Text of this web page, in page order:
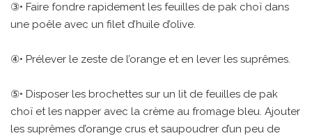
③• Faire fondre rapidement les feuilles de pak choï dans
une poêle avec un filet d’huile d’olive.
④• Prélever le zeste de l’orange et en lever les suprêmes.
⑤• Disposer les brochettes sur un lit de feuilles de pak
choï et les napper avec la crème au fromage bleu. Ajouter
les suprêmes d’orange crus et saupoudrer d’un peu de